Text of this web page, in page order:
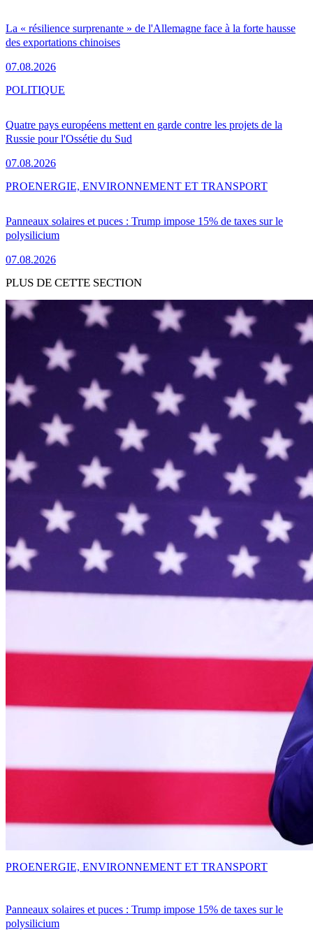
La « résilience surprenante » de l'Allemagne face à la forte hausse
des exportations chinoises
07.08.2026
Quatre pays européens mettent en garde contre les projets de la
Russie pour l'Ossétie du Sud
07.08.2026
POLITIQUE
Panneaux solaires et puces : Trump impose 15% de taxes sur le
polysilicium
07.08.2026
PROENERGIE, ENVIRONNEMENT ET TRANSPORT
PLUS DE CETTE SECTION
Panneaux solaires et puces : Trump impose 15% de taxes sur le
polysilicium
PROENERGIE, ENVIRONNEMENT ET TRANSPORT